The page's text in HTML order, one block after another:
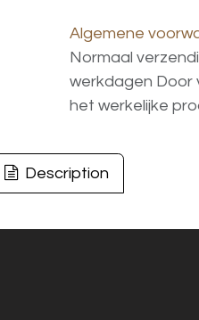
Algemene
Normaal
werkdagen Door
het werkelijke
Description